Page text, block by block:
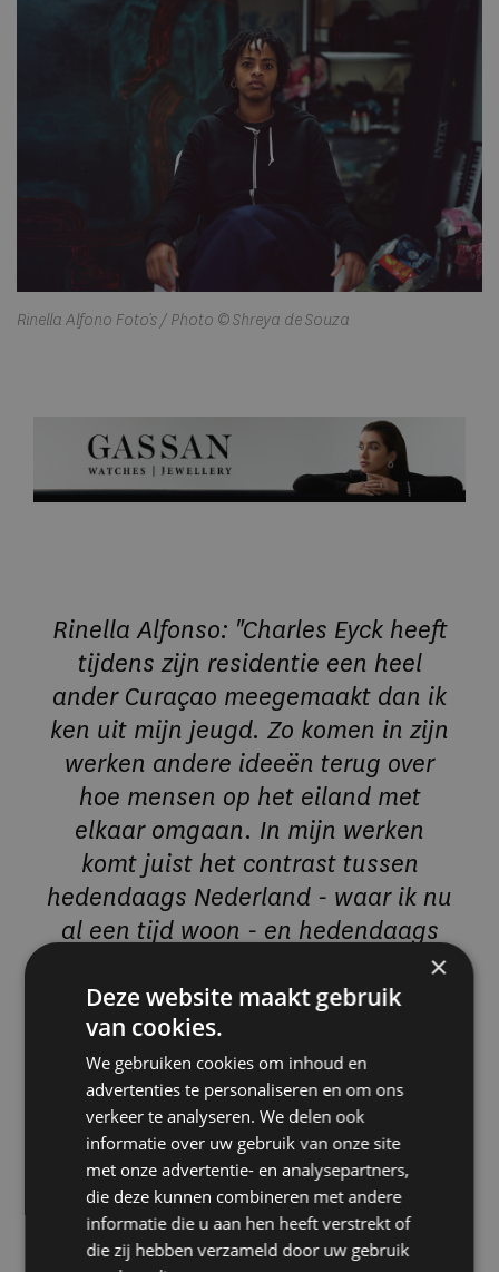
Rinella Alfono Foto’s / Photo © Shreya de Souza
Rinella Alfonso: "Charles Eyck heeft
tijdens zijn residentie een heel
ander Curaçao meegemaakt dan ik
ken uit mijn jeugd. Zo komen in zijn
werken andere ideeën terug over
hoe mensen op het eiland met
elkaar omgaan. In mijn werken
komt juist het contrast tussen
hedendaags Nederland - waar ik nu
al een tijd woon - en hedendaags
Curaçao terug door op dingen in te
zoomen die mensen misschien niet
per se opmerken, zoals uitingen van
veiligheid."
Tirzo Martha: "Ik waardeer het werk
van Charles Eyck op Curaçao, vooral
omdat hij niet alleen keek, maar
×
Deze website maakt gebruik
van cookies.
We gebruiken cookies om inhoud en
advertenties te personaliseren en om ons
verkeer te analyseren. We delen ook
informatie over uw gebruik van onze site
met onze advertentie- en analysepartners,
die deze kunnen combineren met andere
informatie die u aan hen heeft verstrekt of
die zij hebben verzameld door uw gebruik